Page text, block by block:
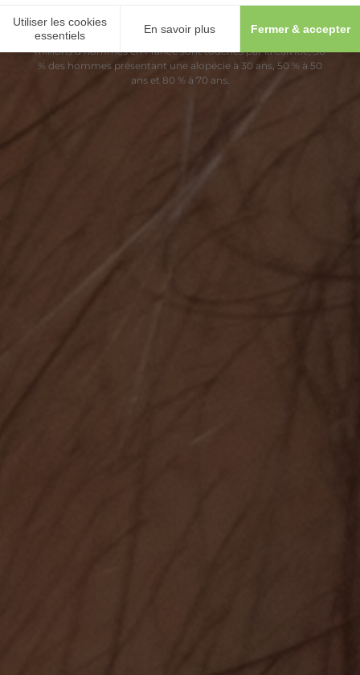
Touchant environ 1 homme sur 2, elle est due à un excès
d’androgènes, soit les hormones mâles. Cette chute peut
débuter entre 20 et 35 ans, parfois plus tardivement. Plus 10
millions d’hommes en France sont touchés par la calvitie, 30
% des hommes présentant une alopécie à 30 ans, 50 % à 50
ans et 80 % à 70 ans.